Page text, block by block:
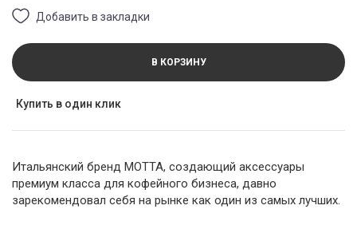
Добавить в закладки
В КОРЗИНУ
Купить в один клик
Итальянский бренд MOTTA, создающий аксессуары
премиум класса для кофейного бизнеса, давно
зарекомендовал себя на рынке как один из самых лучших.